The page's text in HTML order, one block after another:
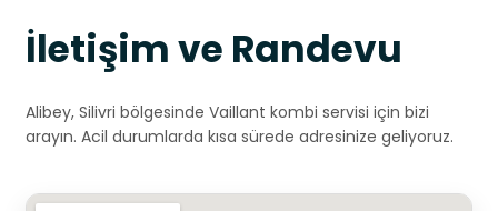
İletişim ve Randevu
Alibey, Silivri bölgesinde Vaillant kombi servisi için bizi
arayın. Acil durumlarda kısa sürede adresinize geliyoruz.